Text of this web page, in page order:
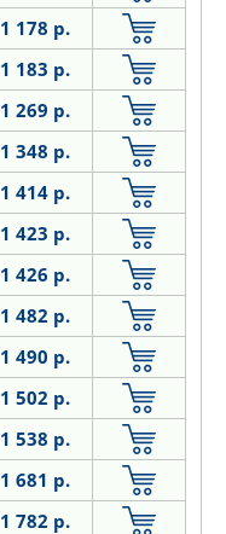
1 178 р.
1 183 р.
1 269 р.
1 348 р.
1 414 р.
1 423 р.
1 426 р.
1 482 р.
1 490 р.
1 502 р.
1 538 р.
1 681 р.
1 782 р.